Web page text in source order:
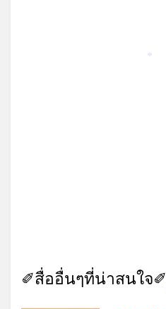
✐สื่ออื่นๆที่น่าสนใจ✐